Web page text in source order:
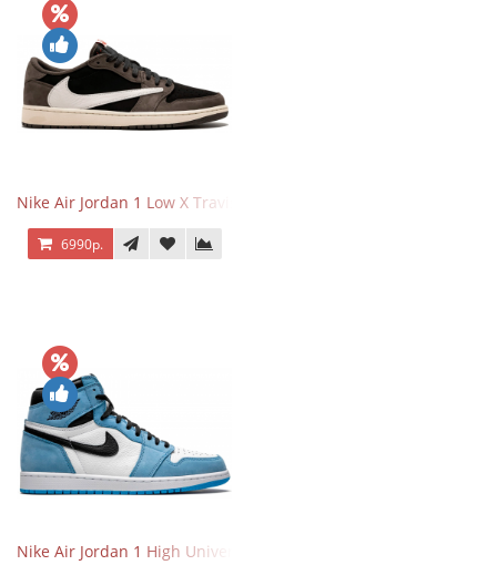
Nike Air Jordan 1 Low X Travis Scott
6990р.
Nike Air Jordan 1 High University Blue